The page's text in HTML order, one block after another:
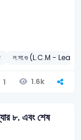
ল.সা.গু (L.C.M -
1 1.6k
৮. এবং শেষ